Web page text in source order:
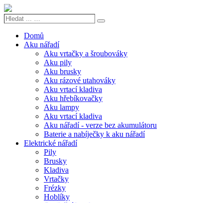
Hledat
Search
Domů
Aku nářadí
Aku vrtačky a šroubováky
Aku pily
Aku brusky
Aku rázové utahováky
Aku vrtací kladiva
Aku hřebíkovačky
Aku lampy
Aku vrtací kladiva
Aku nářadí - verze bez akumulátoru
Baterie a nabíječky k aku nářadí
Elektrické nářadí
Pily
Brusky
Kladiva
Vrtačky
Frézky
Hoblíky